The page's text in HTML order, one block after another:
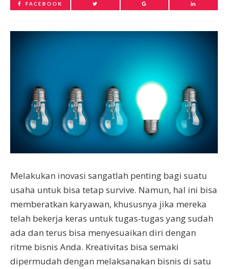
FACEBOOK
Melakukan inovasi sangatlah penting bagi suatu
usaha untuk bisa tetap survive. Namun, hal ini bisa
memberatkan karyawan, khususnya jika mereka
telah bekerja keras untuk tugas-tugas yang sudah
ada dan terus bisa menyesuaikan diri dengan
ritme bisnis Anda. Kreativitas bisa semaki
dipermudah dengan melaksanakan bisnis di satu